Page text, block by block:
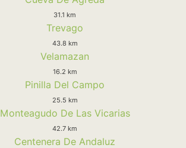
31.1 km
Trevago
43.8 km
Velamazan
16.2 km
Pinilla Del Campo
25.5 km
Monteagudo De Las Vicarias
42.7 km
Centenera De Andaluz